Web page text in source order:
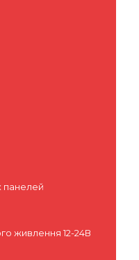
панелей
живлення 12-24В